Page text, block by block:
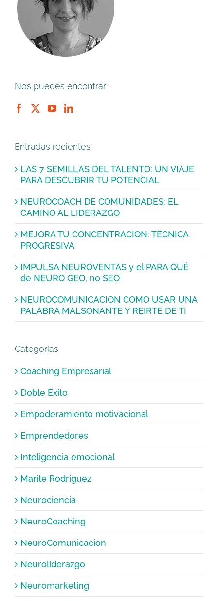
Nos puedes encontrar
Entradas recientes
LAS 7 SEMILLAS DEL TALENTO: UN VIAJE
PARA DESCUBRIR TU POTENCIAL
NEUROCOACH DE COMUNIDADES: EL
CAMINO AL LIDERAZGO
MEJORA TU CONCENTRACION: TÉCNICA
PROGRESIVA
IMPULSA NEUROVENTAS y el PARA QUÉ
de NEURO GEO, no SEO
NEUROCOMUNICACION COMO USAR UNA
PALABRA MALSONANTE Y REIRTE DE TI
Categorías
Coaching Empresarial
Doble Éxito
Empoderamiento motivacional
Emprendedores
Inteligencia emocional
Marite Rodriguez
Neurociencia
NeuroCoaching
NeuroComunicacion
Neuroliderazgo
Neuromarketing